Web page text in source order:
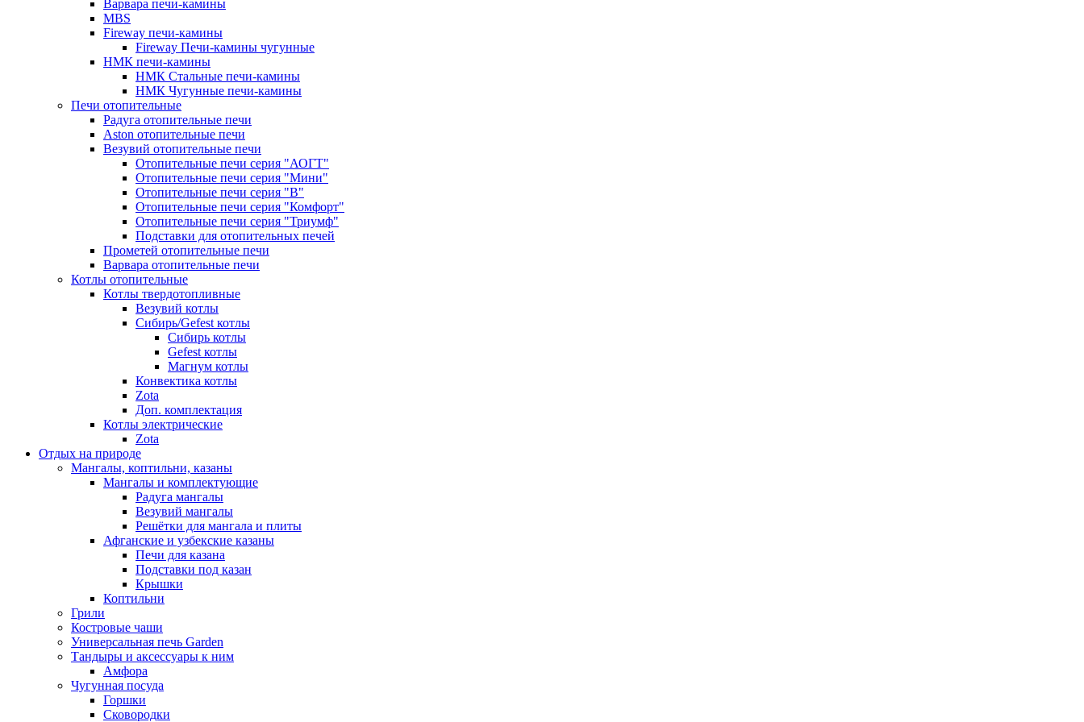
Варвара печи-камины
MBS
Fireway печи-камины
Fireway Печи-камины чугунные
НМК печи-камины
НМК Стальные печи-камины
НМК Чугунные печи-камины
Печи отопительные
Радуга отопительные печи
Aston отопительные печи
Везувий отопительные печи
Отопительные печи серия "АОГТ"
Отопительные печи серия "Мини"
Отопительные печи серия "В"
Отопительные печи серия "Комфорт"
Отопительные печи серия "Триумф"
Подставки для отопительных печей
Прометей отопительные печи
Варвара отопительные печи
Котлы отопительные
Котлы твердотопливные
Везувий котлы
Сибирь/Gefest котлы
Сибирь котлы
Gefest котлы
Магнум котлы
Конвектика котлы
Zota
Доп. комплектация
Котлы электрические
Zota
Отдых на природе
Мангалы, коптильни, казаны
Мангалы и комплектующие
Радуга мангалы
Везувий мангалы
Решётки для мангала и плиты
Афганские и узбекские казаны
Печи для казана
Подставки под казан
Крышки
Коптильни
Грили
Костровые чаши
Универсальная печь Garden
Тандыры и аксессуары к ним
Амфора
Чугунная посуда
Горшки
Сковородки